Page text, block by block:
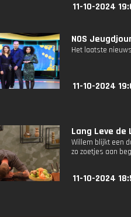
11-10-2024
NOS
Het laatste
11-10-2024
Lang Leve de
Willem blijkt een
zo zoetjes aan
11-10-2024